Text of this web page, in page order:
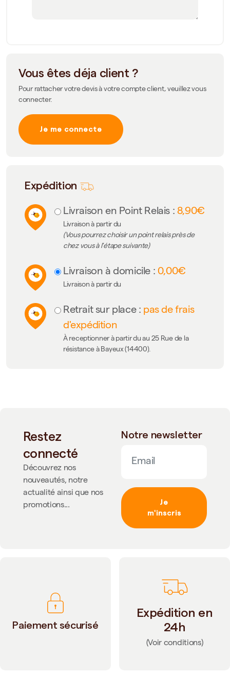
Vous êtes déja client ?
Pour rattacher votre devis à votre compte client, veuillez vous
connecter.
Je me connecte
Expédition
Livraison en Point Relais : 8,90€
Livraison à partir du
(Vous pourrez choisir un point relais près de
chez vous à l'étape suivante)
Livraison à domicile : 0,00€
Livraison à partir du
Retrait sur place : pas de frais
d'expédition
À receptionner à partir du au 25 Rue de la
résistance à Bayeux (14400).
Restez
connecté
Découvrez nos
nouveautés, notre
actualité ainsi que nos
promotions...
Notre newsletter
Je
m'inscris
Paiement sécurisé
Expédition en
24h
(Voir conditions)